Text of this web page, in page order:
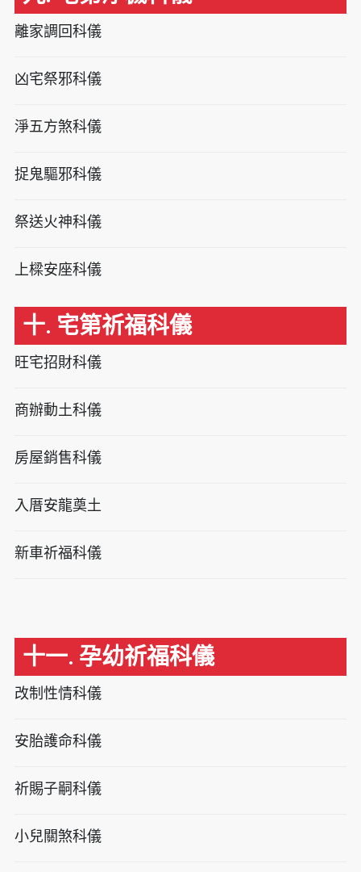
離家調回科儀
凶宅祭邪科儀
淨五方煞科儀
捉鬼驅邪科儀
祭送火神科儀
上樑安座科儀
十. 宅第祈福科儀
旺宅招財科儀
商辦動土科儀
房屋銷售科儀
入厝安龍奠土
新車祈福科儀
十一. 孕幼祈福科儀
改制性情科儀
安胎護命科儀
祈賜子嗣科儀
小兒關煞科儀